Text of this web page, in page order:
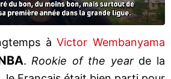
àVictor Wembanyama
. Rookie of the yearde la